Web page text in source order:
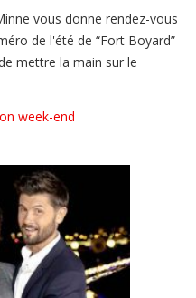
vous donne rendez-vous
de l'été de “Fort Boyard”
mettre la main sur le
week-end